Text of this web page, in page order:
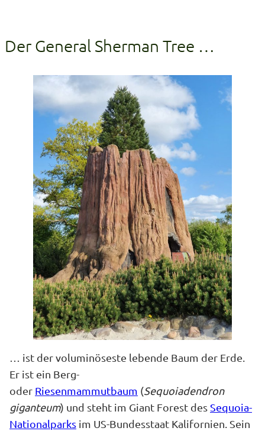
Der General Sherman Tree …
… ist der voluminöseste lebende Baum der Erde.
Er ist ein Berg-
oder Riesenmammutbaum (Sequoiadendron
giganteum) und steht im Giant Forest desSequoia-
Nationalparks im US-Bundesstaat Kalifornien. Sein